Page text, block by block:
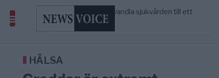
5/8
S och KD vill omvandla sjukvården till ett
geografiskt apartheidsystem
AFRIKA
Massiv anstormning till Ceuta – Misstankar
America” – Finally
HÄLSA